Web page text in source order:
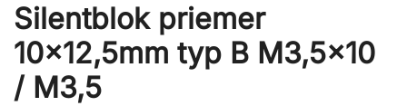
Silentblok priemer
10×12,5mm typ B M3,5×10
/ M3,5